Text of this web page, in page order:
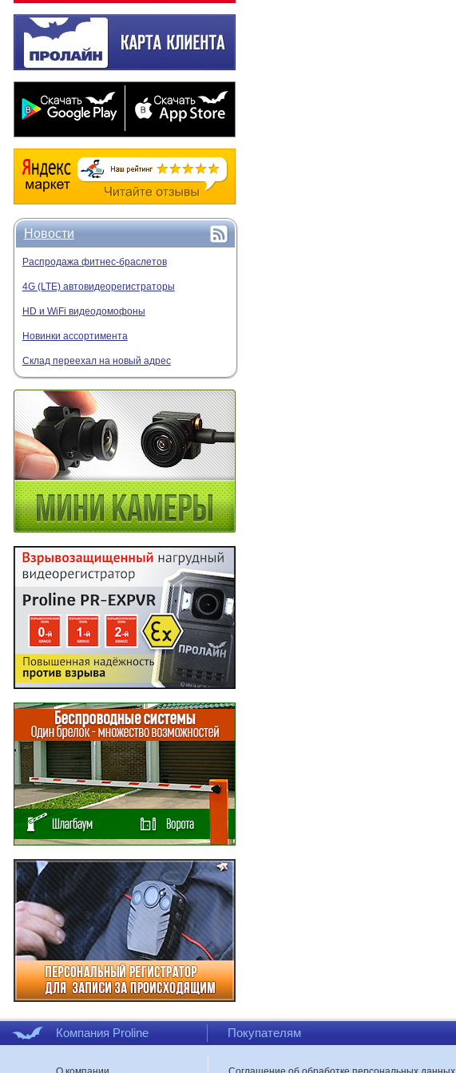
Новости
Распродажа фитнес-браслетов
4G (LTE) автовидеорегистраторы
HD и WiFi видеодомофоны
Новинки ассортимента
Склад переехал на новый адрес
Компания Proline Покупателям